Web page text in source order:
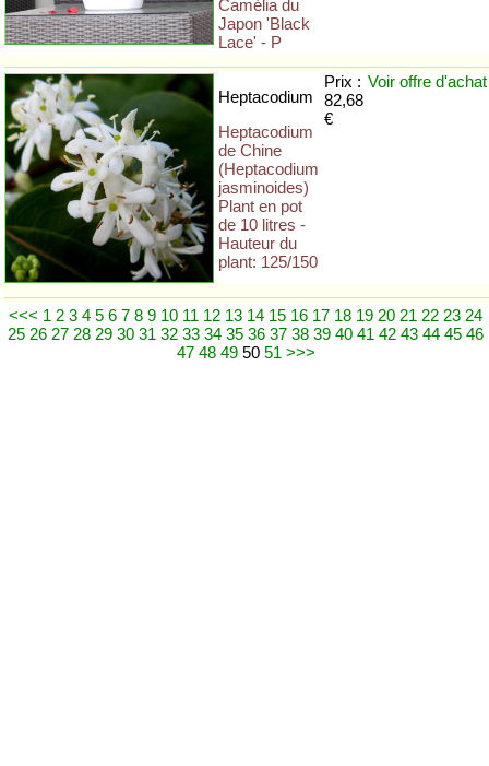
Camélia du
Japon 'Black
Lace' - P
Heptacodium
Heptacodium
de Chine
(Heptacodium
jasminoides)
Plant en pot
de 10 litres -
Hauteur du
plant: 125/150
Prix :
82,68
€
Voir offre d'achat
<<< 1 2 3 4 5 6 7 8 9 10 11 12 13 14 15 16 17 18 19 20 21 22 23 24
25 26 27 28 29 30 31 32 33 34 35 36 37 38 39 40 41 42 43 44 45 46
47 48 4950 51 >>>